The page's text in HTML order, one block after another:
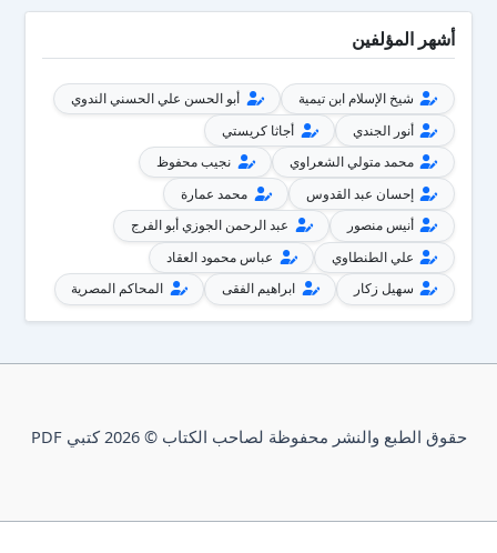
أشهر المؤلفين
شيخ الإسلام ابن تيمية
أبو الحسن علي الحسني الندوي
أنور الجندي
أجاثا كريستي
محمد متولي الشعراوي
نجيب محفوظ
إحسان عبد القدوس
محمد عمارة
أنيس منصور
عبد الرحمن الجوزي أبو الفرج
علي الطنطاوي
عباس محمود العقاد
سهيل زكار
ابراهيم الفقى المحاكم المصرية
حقوق الطبع والنشر محفوظة لصاحب الكتاب © 2026 كتبي PDF